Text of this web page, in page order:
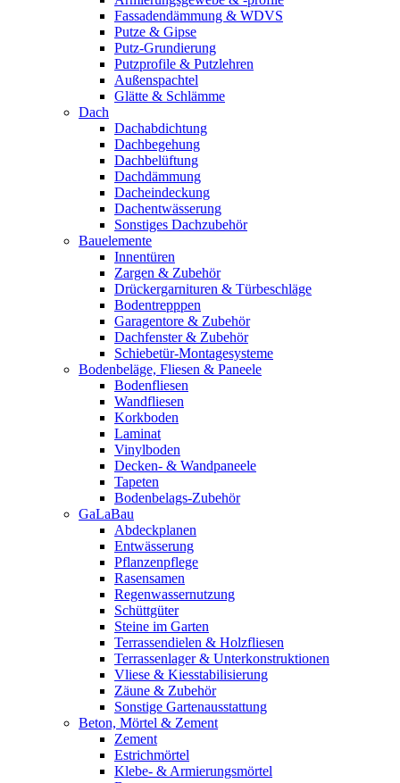
Fassadendämmung & WDVS
Putze & Gipse
Putz-Grundierung
Putzprofile & Putzlehren
Außenspachtel
Glätte & Schlämme
Dach
Dachabdichtung
Dachbegehung
Dachbelüftung
Dachdämmung
Dacheindeckung
Dachentwässerung
Sonstiges Dachzubehör
Bauelemente
Innentüren
Zargen & Zubehör
Drückergarnituren & Türbeschläge
Bodentrepppen
Garagentore & Zubehör
Dachfenster & Zubehör
Schiebetür-Montagesysteme
Bodenbeläge, Fliesen & Paneele
Bodenfliesen
Wandfliesen
Korkboden
Laminat
Vinylboden
Decken- & Wandpaneele
Tapeten
Bodenbelags-Zubehör
GaLaBau
Abdeckplanen
Entwässerung
Pflanzenpflege
Rasensamen
Regenwassernutzung
Schüttgüter
Steine im Garten
Terrassendielen & Holzfliesen
Terrassenlager & Unterkonstruktionen
Vliese & Kiesstabilisierung
Zäune & Zubehör
Sonstige Gartenausstattung
Beton, Mörtel & Zement
Zement
Estrichmörtel
Klebe- & Armierungsmörtel